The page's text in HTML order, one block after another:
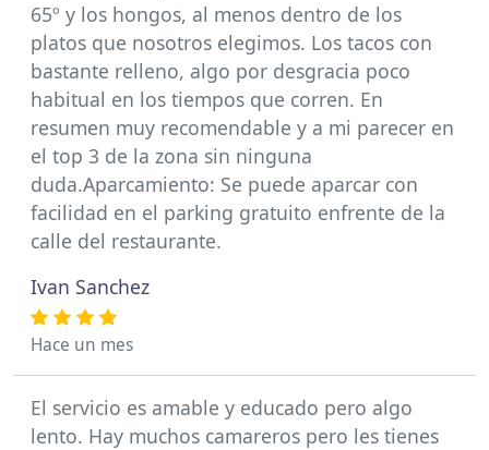
65º y los hongos, al menos dentro de los
platos que nosotros elegimos. Los tacos con
bastante relleno, algo por desgracia poco
habitual en los tiempos que corren. En
resumen muy recomendable y a mi parecer en
el top 3 de la zona sin ninguna
duda.Aparcamiento: Se puede aparcar con
facilidad en el parking gratuito enfrente de la
calle del restaurante.
Ivan Sanchez
Hace un mes
El servicio es amable y educado pero algo
lento. Hay muchos camareros pero les tienes